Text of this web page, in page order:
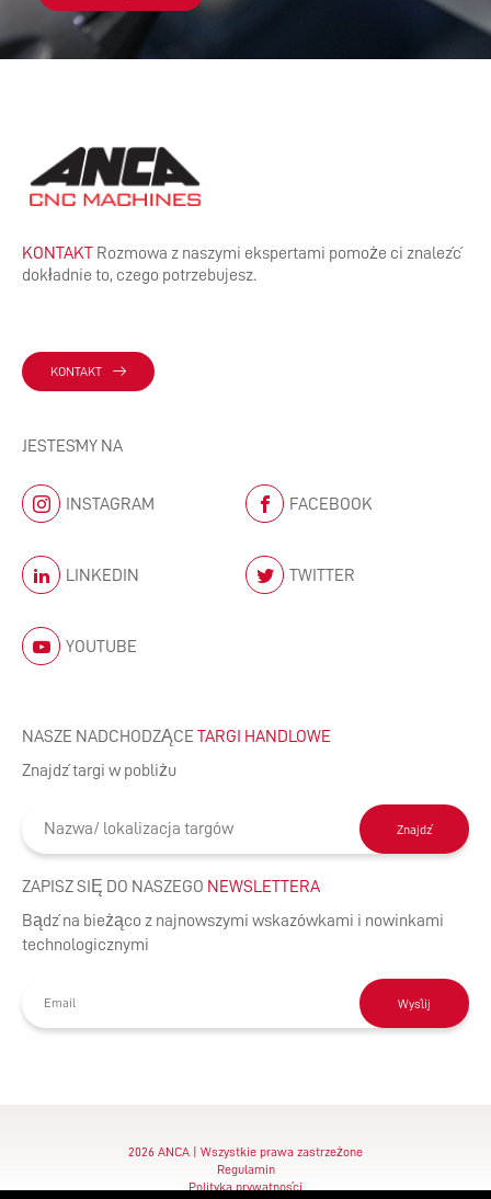
KONTAKT Rozmowa z naszymi ekspertami pomoże ci znaleźć
dokładnie to, czego potrzebujesz.
KONTAKT
JESTEŚMY NA
INSTAGRAM FACEBOOK
LINKEDIN TWITTER
YOUTUBE
NASZE NADCHODZĄCE TARGI HANDLOWE
Znajdź targi w pobliżu
Znajdź
ZAPISZ SIĘ DO NASZEGO NEWSLETTERA
Bądź na bieżąco z najnowszymi wskazówkami i nowinkami
technologicznymi
Wyślij
2026 ANCA | Wszystkie prawa zastrzeżone
Regulamin
Polityka prywatności